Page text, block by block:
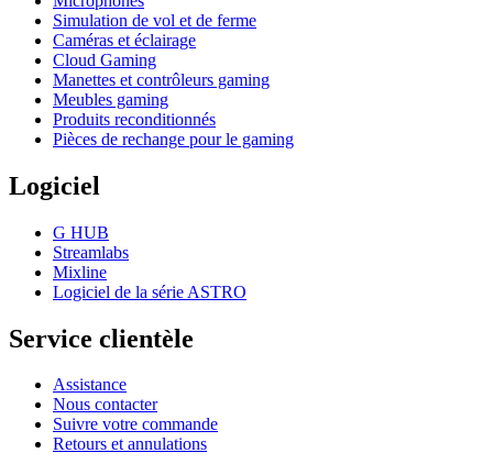
Simulation de vol et de ferme
Caméras et éclairage
Cloud Gaming
Manettes et contrôleurs gaming
Meubles gaming
Produits reconditionnés
Pièces de rechange pour le gaming
Logiciel
G HUB
Streamlabs
Mixline
Logiciel de la série ASTRO
Service clientèle
Assistance
Nous contacter
Suivre votre commande
Retours et annulations